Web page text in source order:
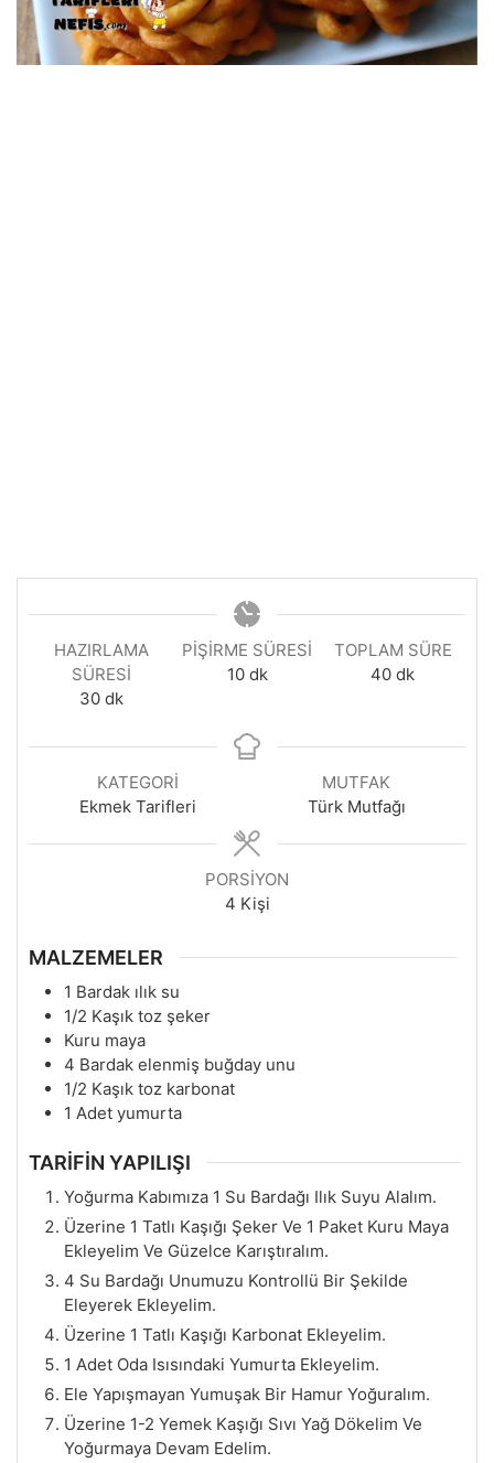
HAZIRLAMA
SÜRESI
30dakika
dk
PIŞIRME SÜRESI
10dakika
dk
TOPLAM SÜRE
40dakika
dk
KATEGORI
Ekmek Tarifleri
MUTFAK
Türk Mutfağı
PORSIYON
4 Kişi
MALZEMELER
1 Bardak ılık su
1/2 Kaşık toz şeker
Kuru maya
4 Bardak elenmiş buğday unu
1/2 Kaşık toz karbonat
1 Adet yumurta
TARİFİN YAPILIŞI
Yoğurma Kabımıza 1 Su Bardağı Ilık Suyu Alalım.
Üzerine 1 Tatlı Kaşığı Şeker Ve 1 Paket Kuru Maya
Ekleyelim Ve Güzelce Karıştıralım.
4 Su Bardağı Unumuzu Kontrollü Bir Şekilde
Eleyerek Ekleyelim.
Üzerine 1 Tatlı Kaşığı Karbonat Ekleyelim.
1 Adet Oda Isısındaki Yumurta Ekleyelim.
Ele Yapışmayan Yumuşak Bir Hamur Yoğuralım.
Üzerine 1-2 Yemek Kaşığı Sıvı Yağ Dökelim Ve
Yoğurmaya Devam Edelim.